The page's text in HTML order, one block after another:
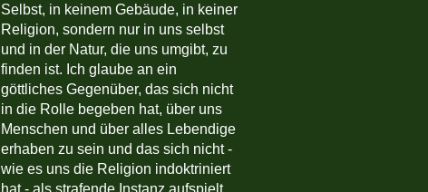
Selbst, in keinem Gebäude, in keiner
Religion, sondern nur in uns selbst
und in der Natur, die uns umgibt, zu
finden ist. Ich glaube an ein
göttliches Gegenüber, das sich nicht
in die Rolle begeben hat, über uns
Menschen und über alles Lebendige
erhaben zu sein und das sich nicht -
wie es uns die Religion indoktriniert
hat - als strafende Instanz aufspielt.